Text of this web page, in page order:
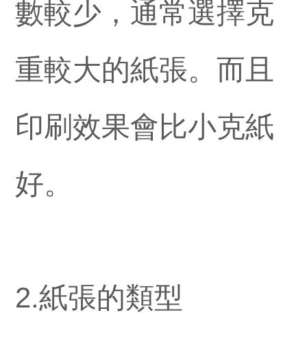
數較少，通常選擇克
重較大的紙張。而且
印刷效果會比小克紙
好。
2.紙張的類型